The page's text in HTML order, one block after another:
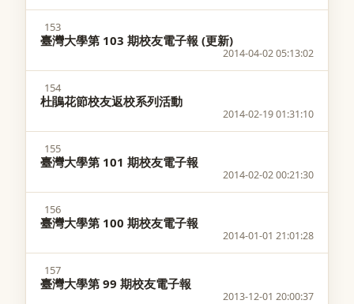
153
臺灣大學第 103 期校友電子報 (更新)
2014-04-02 05:13:02
154
杜鵑花節校友返校系列活動
2014-02-19 01:31:10
155
臺灣大學第 101 期校友電子報
2014-02-02 00:21:30
156
臺灣大學第 100 期校友電子報
2014-01-01 21:01:28
157
臺灣大學第 99 期校友電子報
2013-12-01 20:00:37